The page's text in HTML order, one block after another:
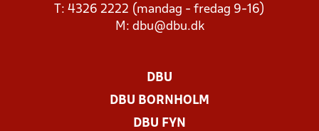
T: 4326 2222 (mandag - fredag 9-16)
M: dbu@dbu.dk
DBU
DBU BORNHOLM
DBU FYN